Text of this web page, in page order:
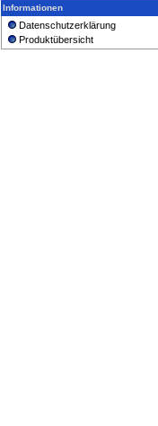
Informationen
Datenschutzerklärung
Produktübersicht